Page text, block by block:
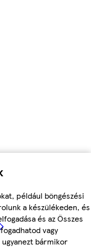
például böngészési
a készülékeden, és
és az Összes
vagy
bármikor